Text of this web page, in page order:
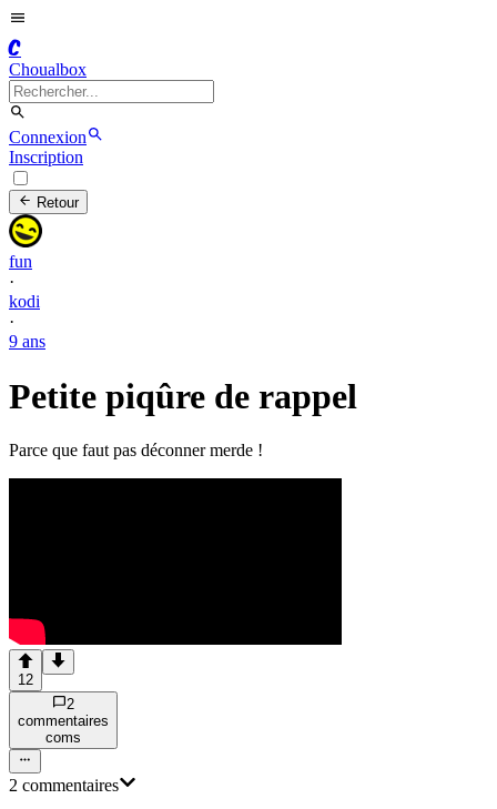
C
Choualbox
Connexion
Inscription
Retour
fun
·
kodi
·
9 ans
Petite piqûre de rappel
Parce que faut pas déconner merde !
12
2
commentaires
coms
2 commentaires